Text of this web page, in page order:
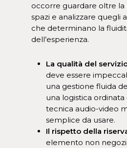
occorre guardare oltre la
spazi e analizzare quegli
che determinano la
dell’esperienza.
La qualità del
deve essere
una gestione fluida
una logistica
tecnica audio-video
semplice da usare.
Il rispetto della
elemento non